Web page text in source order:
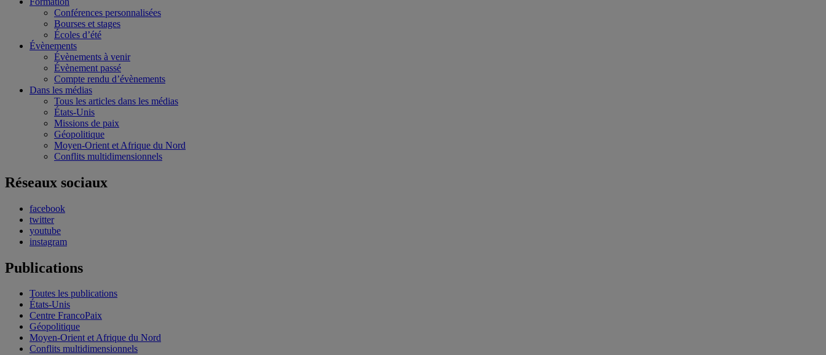
Conférences personnalisées
Bourses et stages
Écoles d’été
Évènements
Évènements à venir
Évènement passé
Compte rendu d’évènements
Dans les médias
Tous les articles dans les médias
États-Unis
Missions de paix
Géopolitique
Moyen-Orient et Afrique du Nord
Conflits multidimensionnels
Réseaux sociaux
facebook
twitter
youtube
instagram
Publications
Toutes les publications
États-Unis
Centre FrancoPaix
Géopolitique
Moyen-Orient et Afrique du Nord
Conflits multidimensionnels